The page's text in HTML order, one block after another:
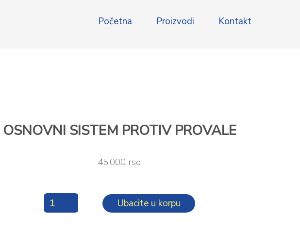
Početna Proizvodi Kontakt
OSNOVNI SISTEM PROTIV PROVALE
45,000 rsd
Ubacite u korpu